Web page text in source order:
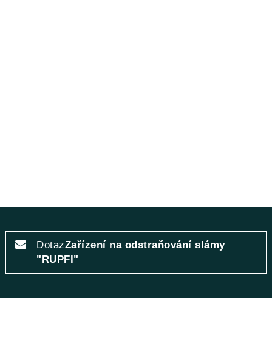
DotazZařízení na odstraňování slámy
"RUPFI"